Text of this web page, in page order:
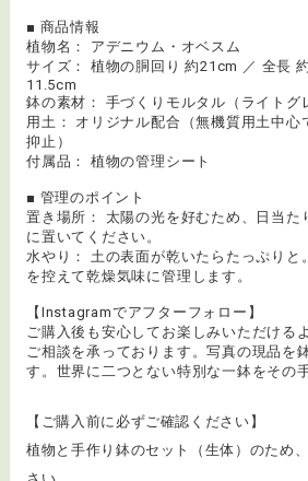
■ 商品情報
植物名： アデニウム・オベスム
サイズ： 植物の胴回り 約21cm ／ 全長
11.5cm
鉢の素材： 手づくりモルタル（ライトグ
用土： オリジナル配合（無機質用土中心
抑止）
付属品： 植物の管理シート
■ 管理のポイント
置き場所： 太陽の光を好むため、日当た
に置いてください。
水やり： 土の表面が乾いたらたっぷりと
を控えて乾燥気味に管理します。
【Instagramでアフターフォロー】
ご購入後も安心してお楽しみいただける
ご相談を承っております。写真の現品を
す。世界に二つとない特別な一鉢をその手
【ご購入前に必ずご確認ください】
植物と手作り鉢のセット（生体）のため